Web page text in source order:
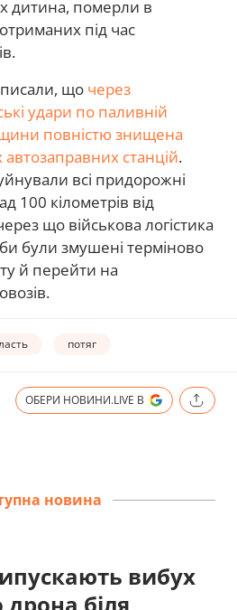
дитина, померли в
під час
писали, що через
удари по паливній
повністю знищена
станцій.
всі придорожні
100 кілометрів від
що військова логістика
були змушені терміново
й перейти на
потяг
ОБЕРИ НОВИНИ.LIVE В
новина
вибух